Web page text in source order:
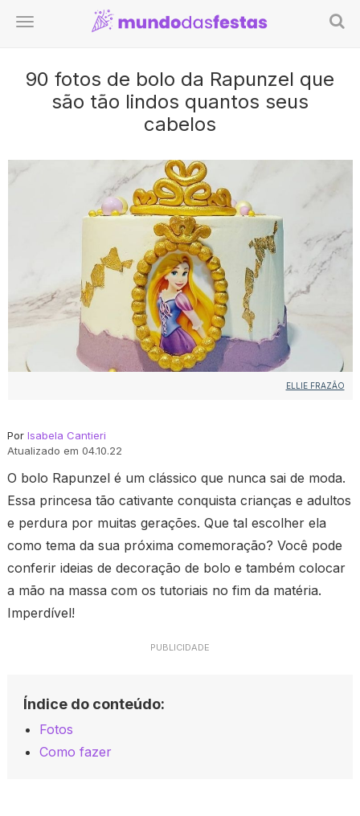
90 fotos de bolo da Rapunzel que
são tão lindos quantos seus
cabelos
ELLIE FRAZÃO
PorIsabela Cantieri
Atualizado em 04.10.22
O bolo Rapunzel é um clássico que nunca sai de moda.
Essa princesa tão cativante conquista crianças e adultos
e perdura por muitas gerações. Que tal escolher ela
como tema da sua próxima comemoração? Você pode
conferir ideias de decoração de bolo e também colocar
a mão na massa com os tutoriais no fim da matéria.
Imperdível!
PUBLICIDADE
Índice do conteúdo:
Fotos
Como fazer